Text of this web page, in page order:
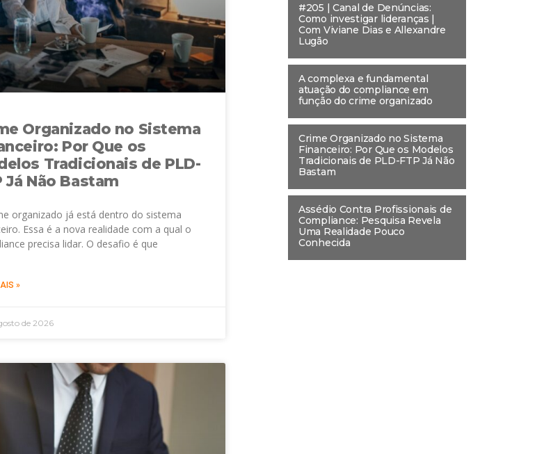
Organizado no Sistema
Por Que os
Tradicionais de PLD-
Já Não Bastam
organizado já está dentro do sistema
Essa é a nova realidade com a qual o
precisa lidar. O desafio é que
»
de 2026
#205 | Canal de Denúncias:
Como investigar lideranças |
Com Viviane Dias e Allexandre
Lugão
A complexa e fundamental
atuação do compliance em
função do crime organizado
Crime Organizado no Sistema
Financeiro: Por Que os Modelos
Tradicionais de PLD-FTP Já Não
Bastam
Assédio Contra Profissionais de
Compliance: Pesquisa Revela
Uma Realidade Pouco
Conhecida